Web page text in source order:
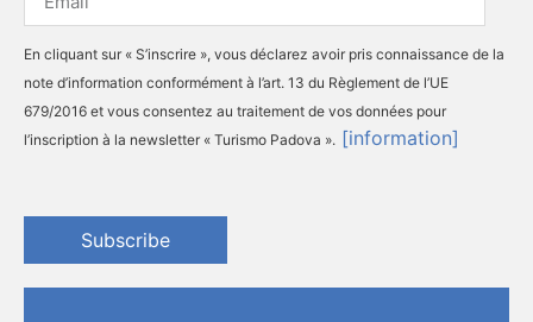
En cliquant sur « S’inscrire », vous déclarez avoir pris connaissance de la
note d’information conformément à l’art. 13 du Règlement de l’UE
679/2016 et vous consentez au traitement de vos données pour
l’inscription à la newsletter « Turismo Padova ». [information]
Subscribe